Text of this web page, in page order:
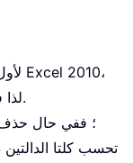
لذا فهي غير متوفرة في الإصدارات السابقة.